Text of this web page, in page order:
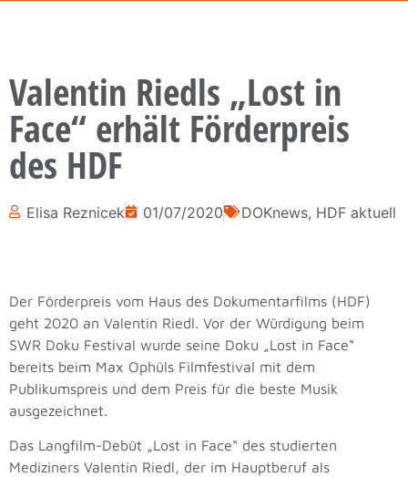
Valentin Riedls „Lost in
Face“ erhält Förderpreis
des HDF
Elisa Reznicek 01/07/2020 DOKnews, HDF aktuell
Der Förderpreis vom Haus des Dokumentarfilms (HDF)
geht 2020 an Valentin Riedl. Vor der Würdigung beim
SWR Doku Festival wurde seine Doku „Lost in Face“
bereits beim Max Ophüls Filmfestival mit dem
Publikumspreis und dem Preis für die beste Musik
ausgezeichnet.
Das Langfilm-Debüt „Lost in Face“ des studierten
Mediziners Valentin Riedl, der im Hauptberuf als